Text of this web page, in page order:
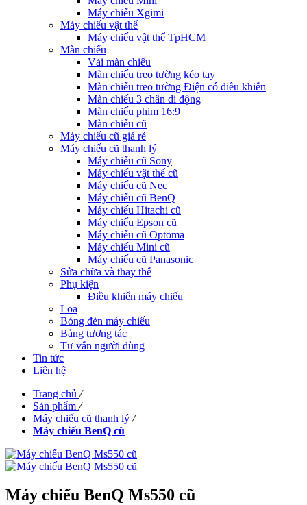
Máy chiếu Xgimi
Máy chiếu vật thể
Máy chiếu vật thể TpHCM
Màn chiếu
Vải màn chiếu
Màn chiếu treo tường kéo tay
Màn chiếu treo tường Điện có điều khiển
Màn chiếu 3 chân di động
Màn chiếu phim 16:9
Màn chiếu cũ
Máy chiếu cũ giá rẻ
Máy chiếu cũ thanh lý
Máy chiếu cũ Sony
Máy chiếu vật thể cũ
Máy chiếu cũ Nec
Máy chiếu cũ BenQ
Máy chiếu Hitachi cũ
Máy chiếu Epson cũ
Máy chiếu cũ Optoma
Máy chiếu Mini cũ
Máy chiếu cũ Panasonic
Sửa chữa và thay thế
Phụ kiện
Điều khiển máy chiếu
Loa
Bóng đèn máy chiếu
Bảng tương tác
Tư vấn người dùng
Tin tức
Liên hệ
Trang chủ /
Sản phẩm /
Máy chiếu cũ thanh lý /
Máy chiếu BenQ cũ
Máy chiếu BenQ Ms550 cũ